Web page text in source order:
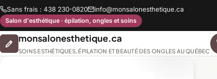
Sans frais : 438 230-0820 info@monsalonesthetique.ca
Salon d'esthétique · épilation, ongles et soins
monsalonesthetique.ca
SOINS ESTHÉTIQUES, ÉPILATION ET BEAUTÉ DES ONGLES AU QUÉBEC